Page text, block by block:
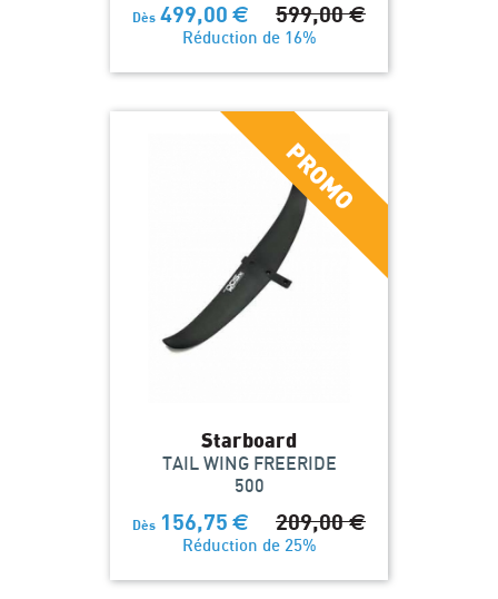
Dès 499,00 € 599,00€
Réduction de 16%
Starboard
TAIL WING FREERIDE
500
Dès 156,75 € 209,00€
Réduction de 25%